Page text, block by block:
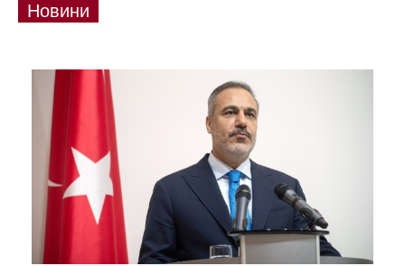
Новини